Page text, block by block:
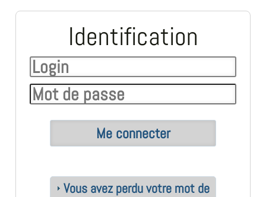
Identification
Vous avez perdu votre mot de